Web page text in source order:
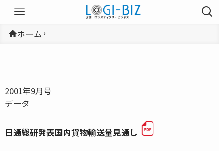
ホーム
2001年9月号
データ
日通総研発表国内貨物輸送量見通し